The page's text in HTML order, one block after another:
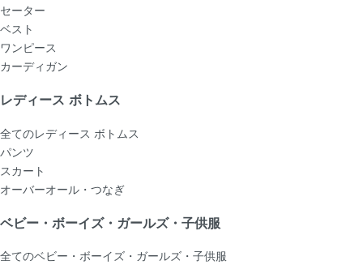
セーター
ベスト
ワンピース
カーディガン
レディース ボトムス
全てのレディース ボトムス
パンツ
スカート
オーバーオール・つなぎ
ベビー・ボーイズ・ガールズ・子供服
全てのベビー・ボーイズ・ガールズ・子供服